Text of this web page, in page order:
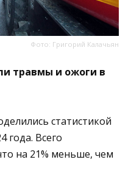
Фото: Григорий Калачьян
травмы и ожоги в
статистикой
года. Всего
на 21% меньше, чем